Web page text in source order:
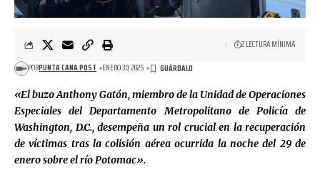
PORPUNTA CANA POST ENERO 30, 2025
2 LECTURA MÍNIMA
«El buzo Anthony Gatón, miembro de la Unidad de Operaciones
Especiales del Departamento Metropolitano de Policía de
Washington, D.C., desempeña un rol crucial en la recuperación
de víctimas tras la colisión aérea ocurrida la noche del 29 de
enero sobre el río Potomac».